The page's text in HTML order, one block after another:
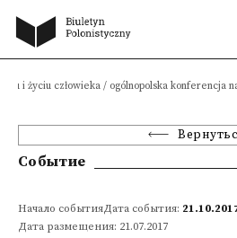
i życiu człowieka / ogólnopolska konferencja
Событие
Начало событияДата события:
Дата размещения: 21.07.2017